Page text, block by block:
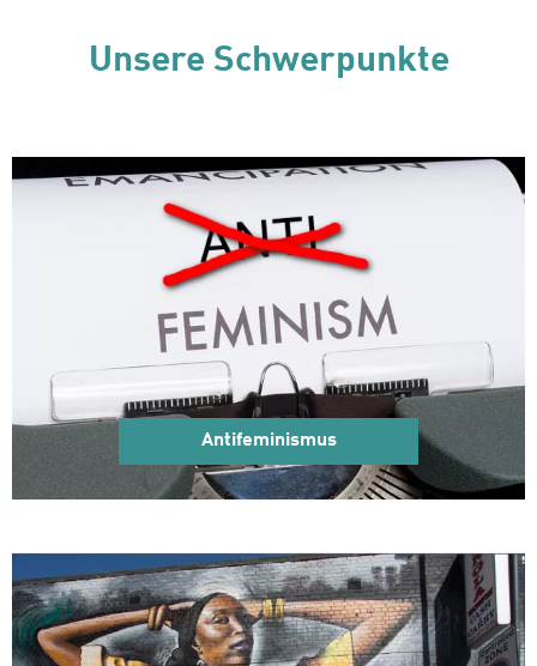
Unsere Schwerpunkte
Antifeminismus